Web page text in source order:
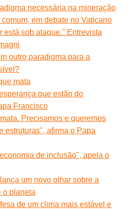
necessária na mineração
em debate no Vaticano
está sob ataque.'' Entrevista
outro paradigma para a
mata
que estão do
Francisco
Precisamos e queremos
estruturas", afirma o Papa
de inclusão", apela o
um novo olhar sobre a
o planeta
de um clima mais estável e